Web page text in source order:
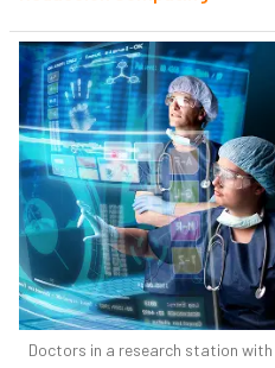
Doctors in a research station